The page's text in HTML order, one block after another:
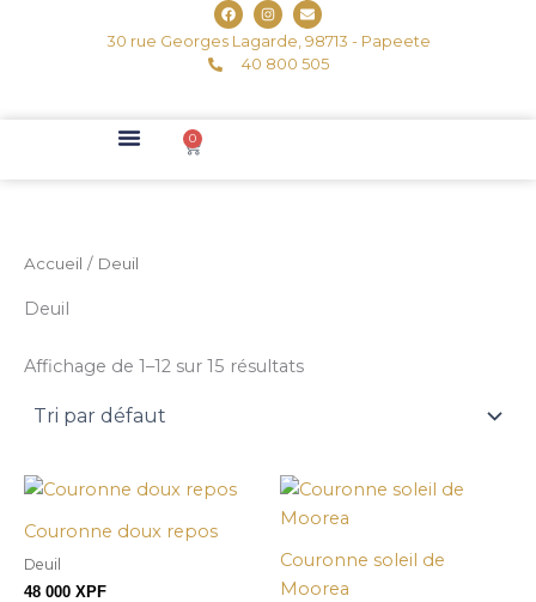
F
a
c
e
I
n
s
t
a
E
n
v
e
l
30 rue Georges Lagarde, 98713 - Papeete
40 800 505
0
Panier
Accueil / Deuil
Deuil
Affichage de 1–12 sur 15 résultats
Couronne doux repos
Deuil
48 000 XPF
Couronne soleil de
Moorea